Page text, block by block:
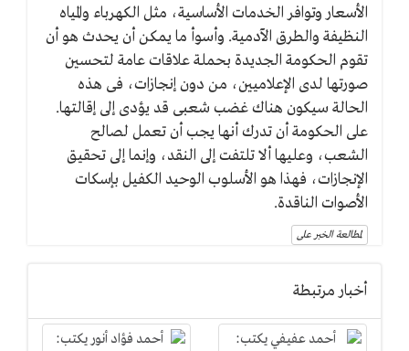
الأسعار وتوافر الخدمات الأساسية، مثل الكهرباء والمياه
النظيفة والطرق الآدمية. وأسوأ ما يمكن أن يحدث هو أن
تقوم الحكومة الجديدة بحملة علاقات عامة لتحسين
صورتها لدى الإعلاميين، من دون إنجازات، فى هذه
الحالة سيكون هناك غضب شعبى قد يؤدى إلى إقالتها.
على الحكومة أن تدرك أنها يجب أن تعمل لصالح
الشعب، وعليها ألا تلتفت إلى النقد، وإنما إلى تحقيق
الإنجازات، فهذا هو الأسلوب الوحيد الكفيل بإسكات
الأصوات الناقدة.
لمطالعة الخبر على
أخبار مرتبطة